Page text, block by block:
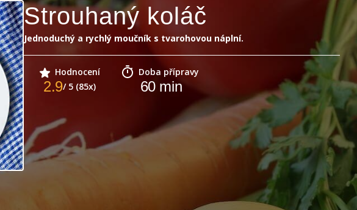
Strouhaný koláč
Jednoduchý a rychlý moučník s tvarohovou náplní.
Hodnocení
2.9/ 5 (85x)
Doba přípravy
60min